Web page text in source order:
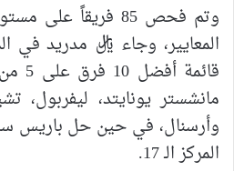
وتم فحص 85 فريقاً
المعايير، وجاء ريال مدريد في
مانشستر يونايتد، ليفربول،
وأرسنال، في حين حل باريس
المركز الـ 17.